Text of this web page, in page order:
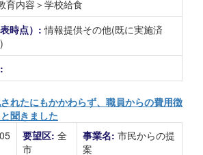
育内容＞学校給食
時点）:情報提供その他(既に実施済
れたにもかかわらず、職員からの費用徴
聞きました
要望区: 全
市
事業名: 市民からの提
案